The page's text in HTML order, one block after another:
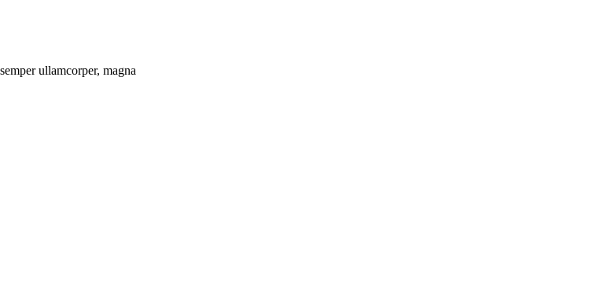
ullamcorper, magna